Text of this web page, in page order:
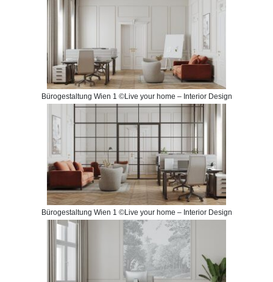
Bürogestaltung Wien 1 ©Live your home – Interior Design
Bürogestaltung Wien 1 ©Live your home – Interior Design